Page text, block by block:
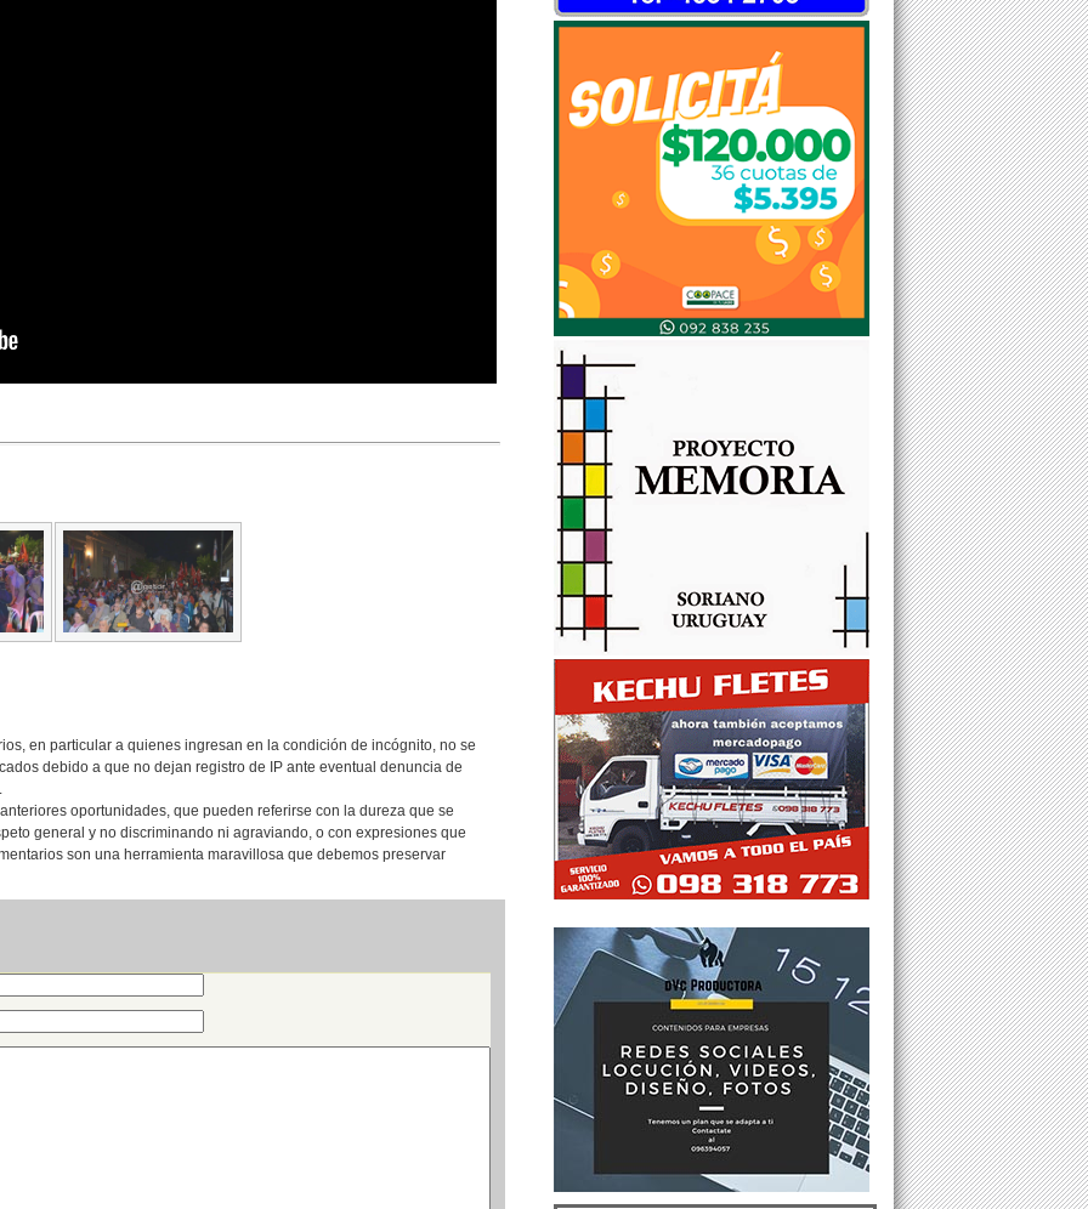
en particular a quienes ingresan en la condición de incógnito, no se
debido a que no dejan registro de IP ante eventual denuncia de
oportunidades, que pueden referirse con la dureza que se
general y no discriminando ni agraviando, o con expresiones que
son una herramienta maravillosa que debemos preservar